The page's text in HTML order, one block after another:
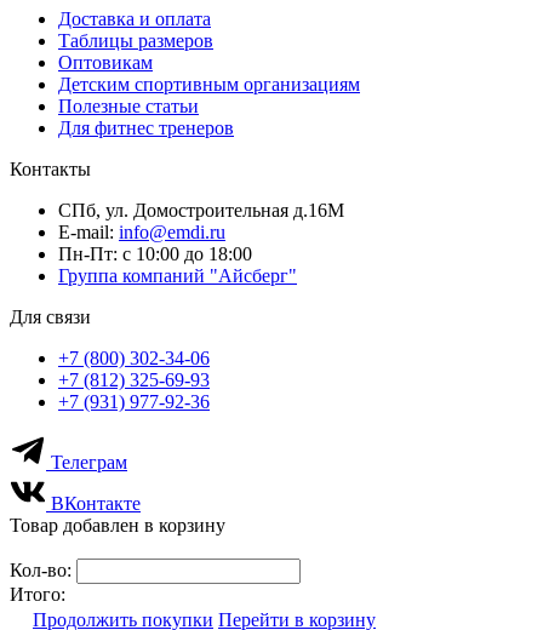
Доставка и оплата
Таблицы размеров
Оптовикам
Детским спортивным организациям
Полезные статьи
Для фитнес тренеров
Контакты
СПб, ул. Домостроительная д.16М
E-mail: info@emdi.ru
Пн-Пт: с 10:00 до 18:00
Группа компаний "Айсберг"
Для связи
+7 (800) 302-34-06
+7 (812) 325-69-93
+7 (931) 977-92-36
Телеграм
ВКонтакте
Товар добавлен в корзину
Кол-во:
Итого:
Продолжить покупки Перейти в корзину